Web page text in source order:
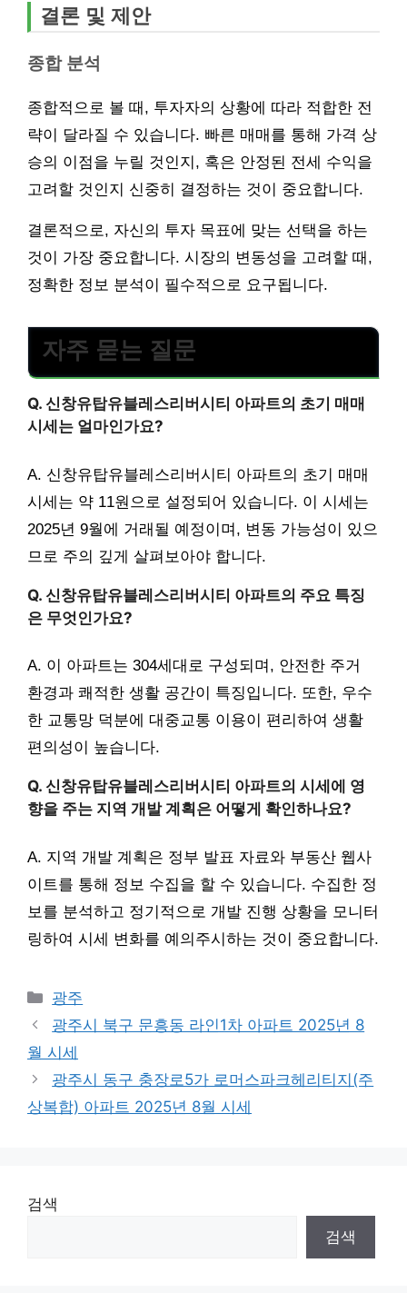
결론 및 제안
종합 분석
종합적으로 볼 때, 투자자의 상황에 따라 적합한 전
략이 달라질 수 있습니다. 빠른 매매를 통해 가격 상
승의 이점을 누릴 것인지, 혹은 안정된 전세 수익을
고려할 것인지 신중히 결정하는 것이 중요합니다.
결론적으로, 자신의 투자 목표에 맞는 선택을 하는
것이 가장 중요합니다. 시장의 변동성을 고려할 때,
정확한 정보 분석이 필수적으로 요구됩니다.
자주 묻는 질문
Q. 신창유탑유블레스리버시티 아파트의 초기 매매
시세는 얼마인가요?
A. 신창유탑유블레스리버시티 아파트의 초기 매매
시세는 약 11원으로 설정되어 있습니다. 이 시세는
2025년 9월에 거래될 예정이며, 변동 가능성이 있으
므로 주의 깊게 살펴보아야 합니다.
Q. 신창유탑유블레스리버시티 아파트의 주요 특징
은 무엇인가요?
A. 이 아파트는 304세대로 구성되며, 안전한 주거
환경과 쾌적한 생활 공간이 특징입니다. 또한, 우수
한 교통망 덕분에 대중교통 이용이 편리하여 생활
편의성이 높습니다.
Q. 신창유탑유블레스리버시티 아파트의 시세에 영
향을 주는 지역 개발 계획은 어떻게 확인하나요?
A. 지역 개발 계획은 정부 발표 자료와 부동산 웹사
이트를 통해 정보 수집을 할 수 있습니다. 수집한 정
보를 분석하고 정기적으로 개발 진행 상황을 모니터
링하여 시세 변화를 예의주시하는 것이 중요합니다.
Categories
광주
광주시 북구 문흥동 라인1차 아파트 2025년 8
월 시세
광주시 동구 충장로5가 로머스파크헤리티지(주
상복합) 아파트 2025년 8월 시세
검색
검색